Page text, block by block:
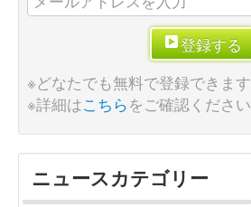
登録する
※どなたでも無料で登録できます
※詳細はこちらをご確認ください
ニュースカテゴリー